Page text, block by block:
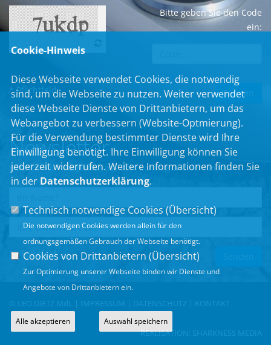
Bitte geben Sie den Code
ein:
* Pflichtfeld
Newsletter
Erhalten Sie Neuigkeiten aus dem Landtag und der Region.
* Pflichtfeld
© LEO DIETZ MdL | IMPRESSUM DATENSCHUTZ KONTAKT
REALISATION: SHARKNESS MEDIA
Cookie-Hinweis
Diese Webseite verwendet Cookies, die notwendig
sind, um die Webseite zu nutzen. Weiter verwendet
diese Webseite Dienste von Drittanbietern, um das
Webangebot zu verbessern (Website-Optmierung).
Für die Verwendung bestimmter Dienste wird Ihre
Einwilligung benötigt. Ihre Einwilligung können Sie
jederzeit widerrufen. Weitere Informationen finden Sie
in der Datenschutzerklärung.
Technisch notwendige Cookies (Übersicht)
Die notwendigen Cookies werden allein für den
ordnungsgemäßen Gebrauch der Webseite benötigt.
Cookies von Drittanbietern (Übersicht)
Zur Optimierung unserer Webseite binden wir Dienste und
Angebote von Drittanbietern ein.
Alle akzeptieren Auswahl speichern